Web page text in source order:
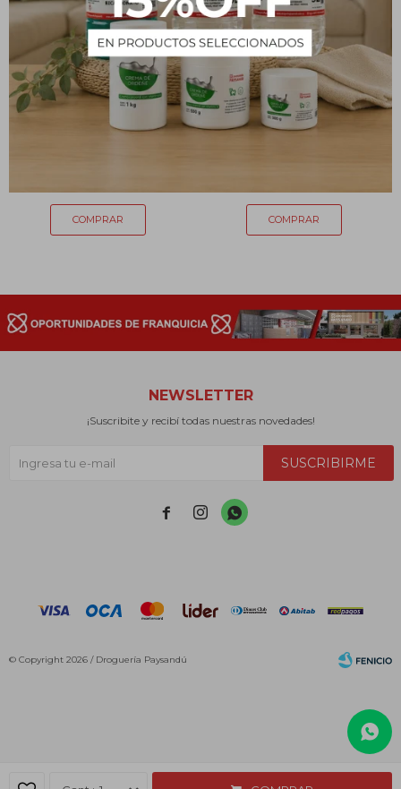
ACEITE DE ALMENDRAS
Aceite de coco carey x60
NEWSLETTER
¡Suscribite y recibí todas nuestras novedades!
SUSCRIBIRME
  
© Copyright 2026 / Droguería Paysandú